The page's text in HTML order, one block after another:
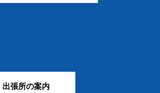
出張所の案内